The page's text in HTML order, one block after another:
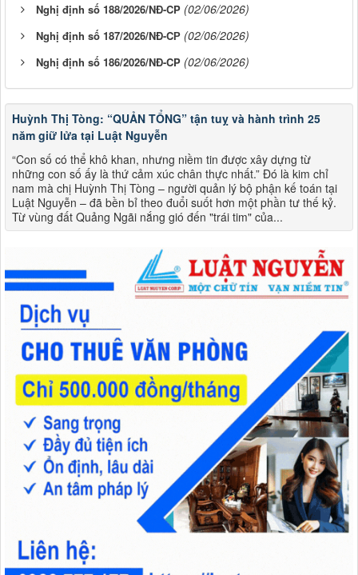
Nghị định số 188/2026/NĐ-CP (02/06/2026)
Nghị định số 187/2026/NĐ-CР (02/06/2026)
Nghị định số 186/2026/NĐ-CP (02/06/2026)
Huỳnh Thị Tòng: “QUẢN TỔNG” tận tuỵ và hành trình 25
năm giữ lửa tại Luật Nguyễn
“Con số có thể khô khan, nhưng niềm tin được xây dựng từ
những con số ấy là thứ cảm xúc chân thực nhất.” Đó là kim chỉ
nam mà chị Huỳnh Thị Tòng – người quản lý bộ phận kế toán tại
Luật Nguyễn – đã bền bỉ theo đuổi suốt hơn một phần tư thế kỷ.
Từ vùng đất Quảng Ngãi nắng gió đến "trái tim" của...